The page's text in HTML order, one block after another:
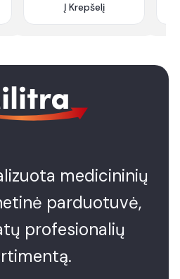
QuantityĮ Krepšelį
medicininių
parduotuvė,
profesionalių